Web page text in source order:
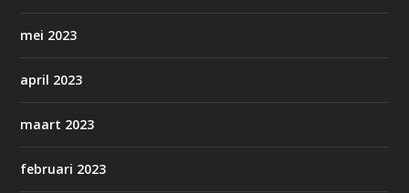
mei 2023
april 2023
maart 2023
februari 2023